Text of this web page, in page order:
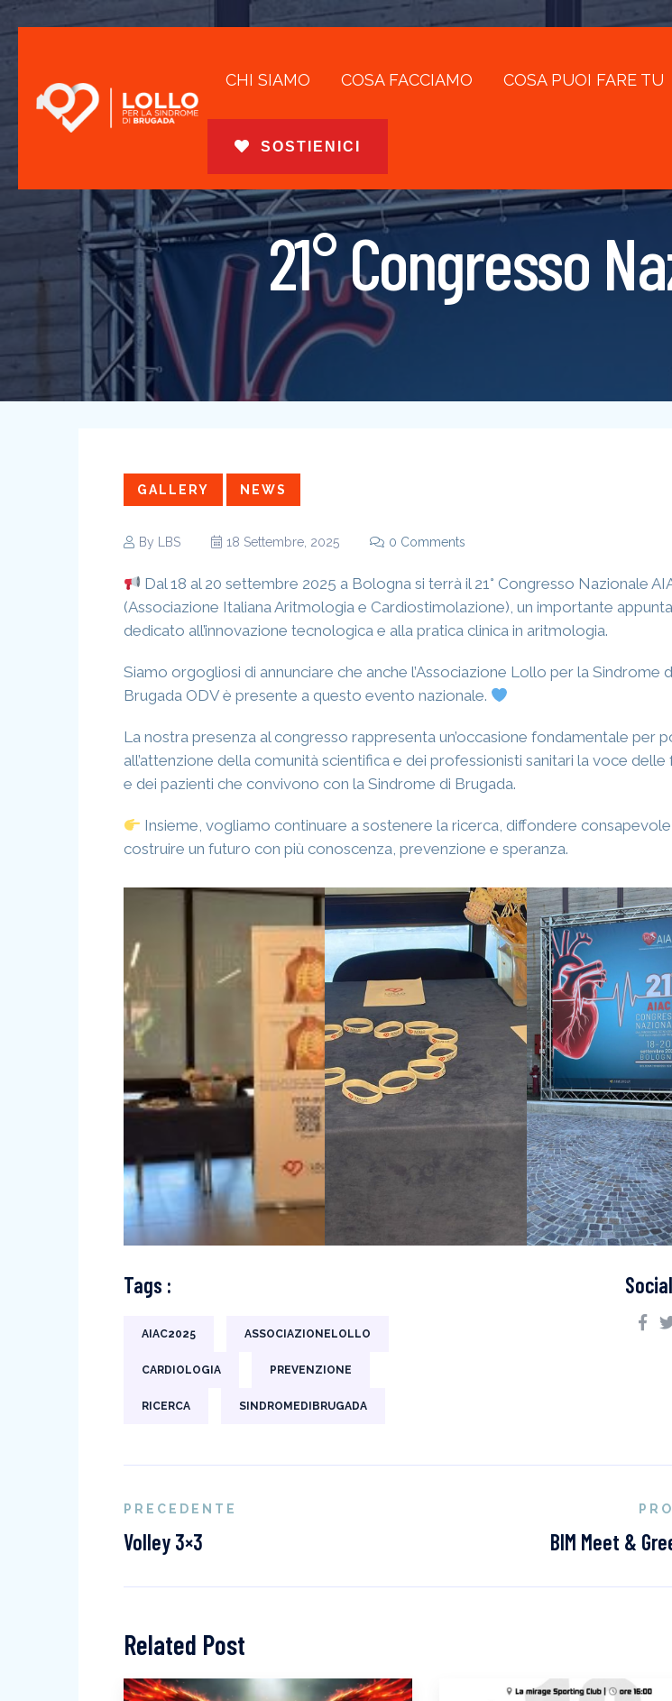
CHI SIAMO COSA FACCIAMO COSA PUOI FARE TU
SOSTIENICI
21° Congresso
GALLERY NEWS
By LBS 18 Settembre, 2025 0 Comments
Dal 18 al 20 settembre 2025 a Bologna si terrà il 21° Congresso Nazionale
(Associazione Italiana Aritmologia e Cardiostimolazione), un importante
dedicato all’innovazione tecnologica e alla pratica clinica in aritmologia.
Siamo orgogliosi di annunciare che anche l’Associazione Lollo per la Sindrome
Brugada ODV è presente a questo evento nazionale.
La nostra presenza al congresso rappresenta un’occasione fondamentale per
all’attenzione della comunità scientifica e dei professionisti sanitari la voce delle
e dei pazienti che convivono con la Sindrome di Brugada.
Insieme, vogliamo continuare a sostenere la ricerca, diffondere
costruire un futuro con più conoscenza, prevenzione e speranza.
Tags :
AIAC2025 ASSOCIAZIONELOLLO
CARDIOLOGIA PREVENZIONE
RICERCA SINDROMEDIBRUGADA
PRECEDENTE
Volley 3×3 BIM Meet &
Related Post